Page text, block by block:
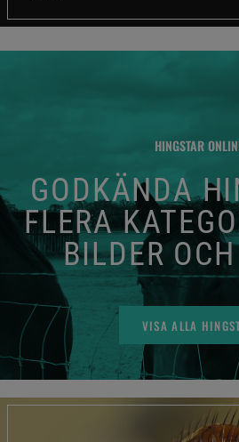
HINGSTAR
GODKÄNDA
FLERA
BILDER
VISA ALLA